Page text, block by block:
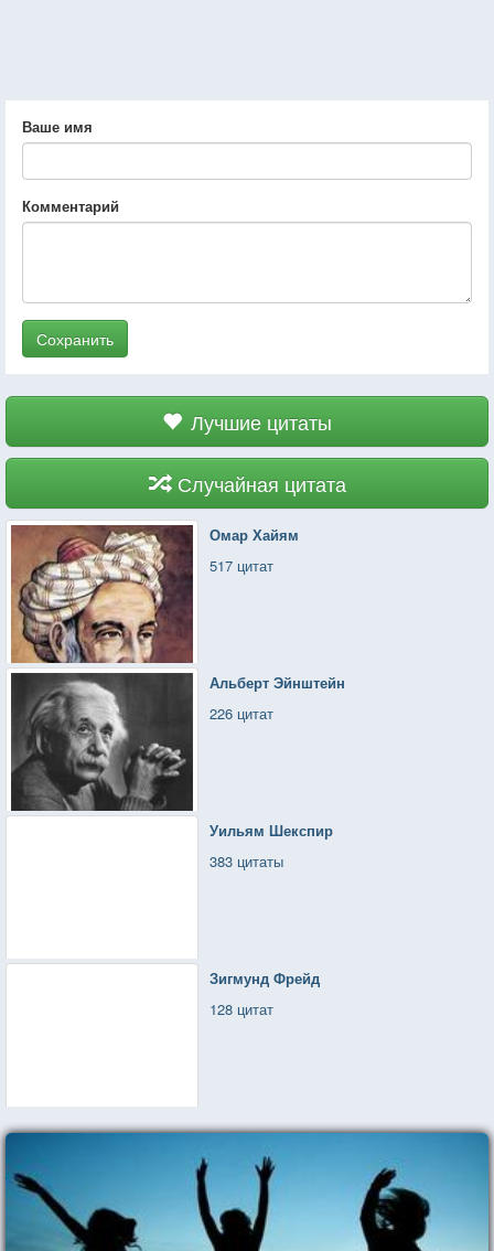
Ваше имя
Комментарий
Сохранить
Лучшие цитаты
Случайная цитата
Омар Хайям
517 цитат
Альберт Эйнштейн
226 цитат
Уильям Шекспир
383 цитаты
Зигмунд Фрейд
128 цитат